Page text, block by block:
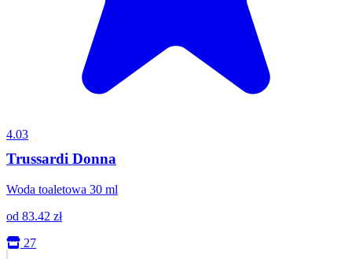
4.03
Trussardi Donna
Woda toaletowa 30 ml
od 83.42 zł
27